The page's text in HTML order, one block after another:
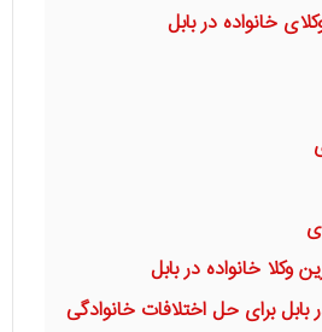
خانواده در بابل
وکلا خانواده در بابل
بابل برای حل اختلافات خانوادگی